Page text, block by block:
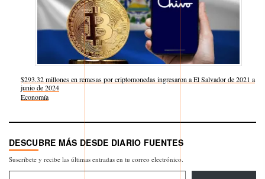
$293.32 millones en remesas por criptomonedas ingresaron a El Salvador de 2021 a
junio de 2024
Respecto a
Economía
DESCUBRE MÁS DESDE DIARIO FUENTES
Suscríbete y recibe las últimas entradas en tu correo electrónico.
Escribe tu correo electrónico…